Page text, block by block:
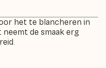
het te blancheren in
de smaak erg